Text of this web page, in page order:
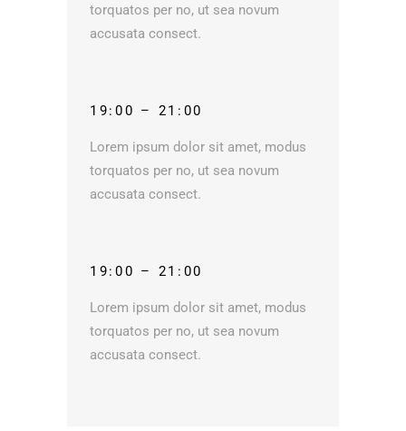
torquatos per no, ut sea novum
accusata consect.
19:00 – 21:00
Lorem ipsum dolor sit amet, modus
torquatos per no, ut sea novum
accusata consect.
19:00 – 21:00
Lorem ipsum dolor sit amet, modus
torquatos per no, ut sea novum
accusata consect.